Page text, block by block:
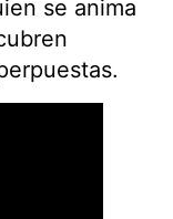
se anima